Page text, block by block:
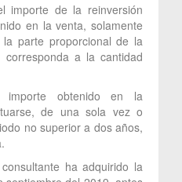
importe de la reinversión
en la venta, solamente
parte proporcional de la
a la cantidad
importe obtenido en la
de una sola vez o
no superior a dos años,
ha adquirido la